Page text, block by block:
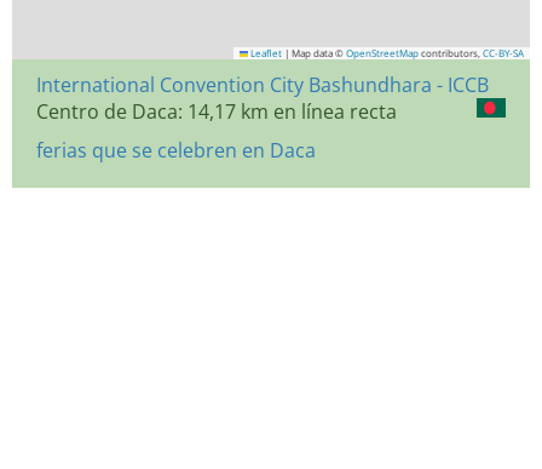
Leaflet | Map data © OpenStreetMap contributors, CC-BY-SA
International Convention City Bashundhara - ICCB
Centro de Daca: 14,17 km en línea recta
ferias que se celebren en Daca